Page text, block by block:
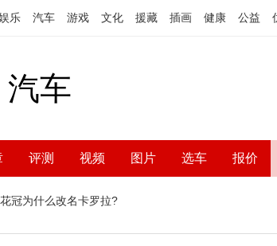
乐 汽车 游戏 文化 援藏 插画 健康 公益
汽车
评测 视频 图片 选车 报价
花冠为什么改名卡罗拉?